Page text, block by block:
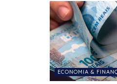
ECONOMIA &